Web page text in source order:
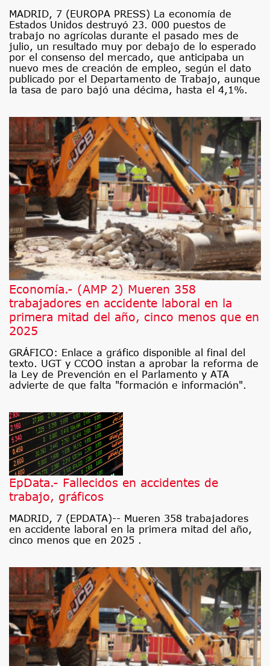
MADRID, 7 (EUROPA PRESS) La economía de
Estados Unidos destruyó 23. 000 puestos de
trabajo no agrícolas durante el pasado mes de
julio, un resultado muy por debajo de lo esperado
por el consenso del mercado, que anticipaba un
nuevo mes de creación de empleo, según el dato
publicado por el Departamento de Trabajo, aunque
la tasa de paro bajó una décima, hasta el 4,1%.
Economía.- (AMP 2) Mueren 358
trabajadores en accidente laboral en la
primera mitad del año, cinco menos que en
2025
GRÁFICO: Enlace a gráfico disponible al final del
texto. UGT y CCOO instan a aprobar la reforma de
la Ley de Prevención en el Parlamento y ATA
advierte de que falta "formación e información".
EpData.- Fallecidos en accidentes de
trabajo, gráficos
MADRID, 7 (EPDATA)-- Mueren 358 trabajadores
en accidente laboral en la primera mitad del año,
cinco menos que en 2025 .